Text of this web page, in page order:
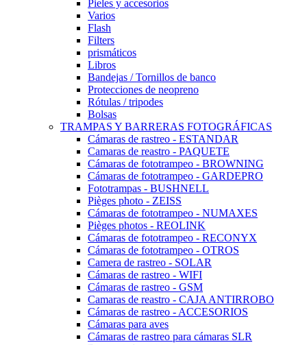
Pieles y accesorios
Varios
Flash
Filters
prismáticos
Libros
Bandejas / Tornillos de banco
Protecciones de neopreno
Rótulas / tripodes
Bolsas
TRAMPAS Y BARRERAS FOTOGRÁFICAS
Cámaras de rastreo - ESTANDAR
Camaras de reastro - PAQUETE
Cámaras de fototrampeo - BROWNING
Cámaras de fototrampeo - GARDEPRO
Fototrampas - BUSHNELL
Pièges photo - ZEISS
Cámaras de fototrampeo - NUMAXES
Pièges photos - REOLINK
Cámaras de fototrampeo - RECONYX
Cámaras de fototrampeo - OTROS
Camera de rastreo - SOLAR
Cámaras de rastreo - WIFI
Cámaras de rastreo - GSM
Camaras de reastro - CAJA ANTIRROBO
Cámaras de rastreo - ACCESORIOS
Cámaras para aves
Cámaras de rastreo para cámaras SLR